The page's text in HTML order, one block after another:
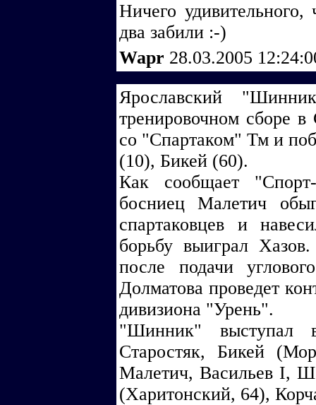
Ничего
два забили :-)
Wapr 28.03.2005
Ярославский
тренировочном сборе
со "Спартаком" Тм и
(10), Бикей (60).
Как сообщает
босниец Малетич
спартаковцев и
борьбу выиграл
после подачи
Долматова проведет
дивизиона "Урень".
"Шинник" выступал
Старостяк, Бикей
Малетич, Васильев I,
(Харитонский, 64),